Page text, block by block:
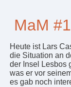
MaM
Heute ist Lars
die Situation an
der Insel Lesbos
was er vor
es gab noch